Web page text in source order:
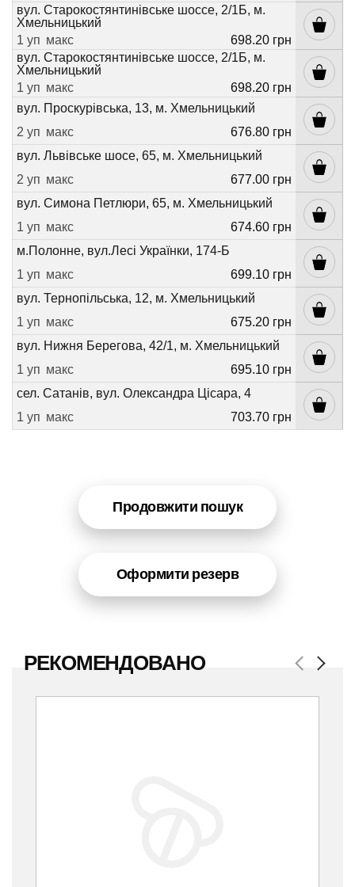
вул. Старокостянтинівське шоссе, 2/1Б, м.
Хмельницький
1 уп макс
698.20 грн
вул. Старокостянтинівське шоссе, 2/1Б, м.
Хмельницький
1 уп макс
698.20 грн
вул. Проскурівська, 13, м. Хмельницький
2 уп макс
676.80 грн
вул. Львівське шосе, 65, м. Хмельницький
2 уп макс
677.00 грн
вул. Симона Петлюри, 65, м. Хмельницький
1 уп макс
674.60 грн
м.Полонне, вул.Лесі Українки, 174-Б
1 уп макс
699.10 грн
вул. Тернопільська, 12, м. Хмельницький
1 уп макс
675.20 грн
вул. Нижня Берегова, 42/1, м. Хмельницький
1 уп макс
695.10 грн
сел. Сатанів, вул. Олександра Цісара, 4
1 уп макс 703.70 грн
Продовжити пошук
Оформити резерв
РЕКОМЕНДОВАНО Previous
Next